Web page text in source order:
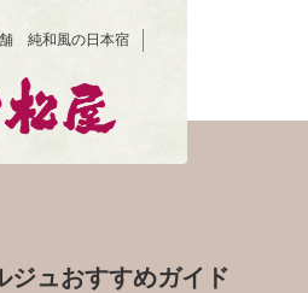
純和風の日本宿
ジュおすすめガイド